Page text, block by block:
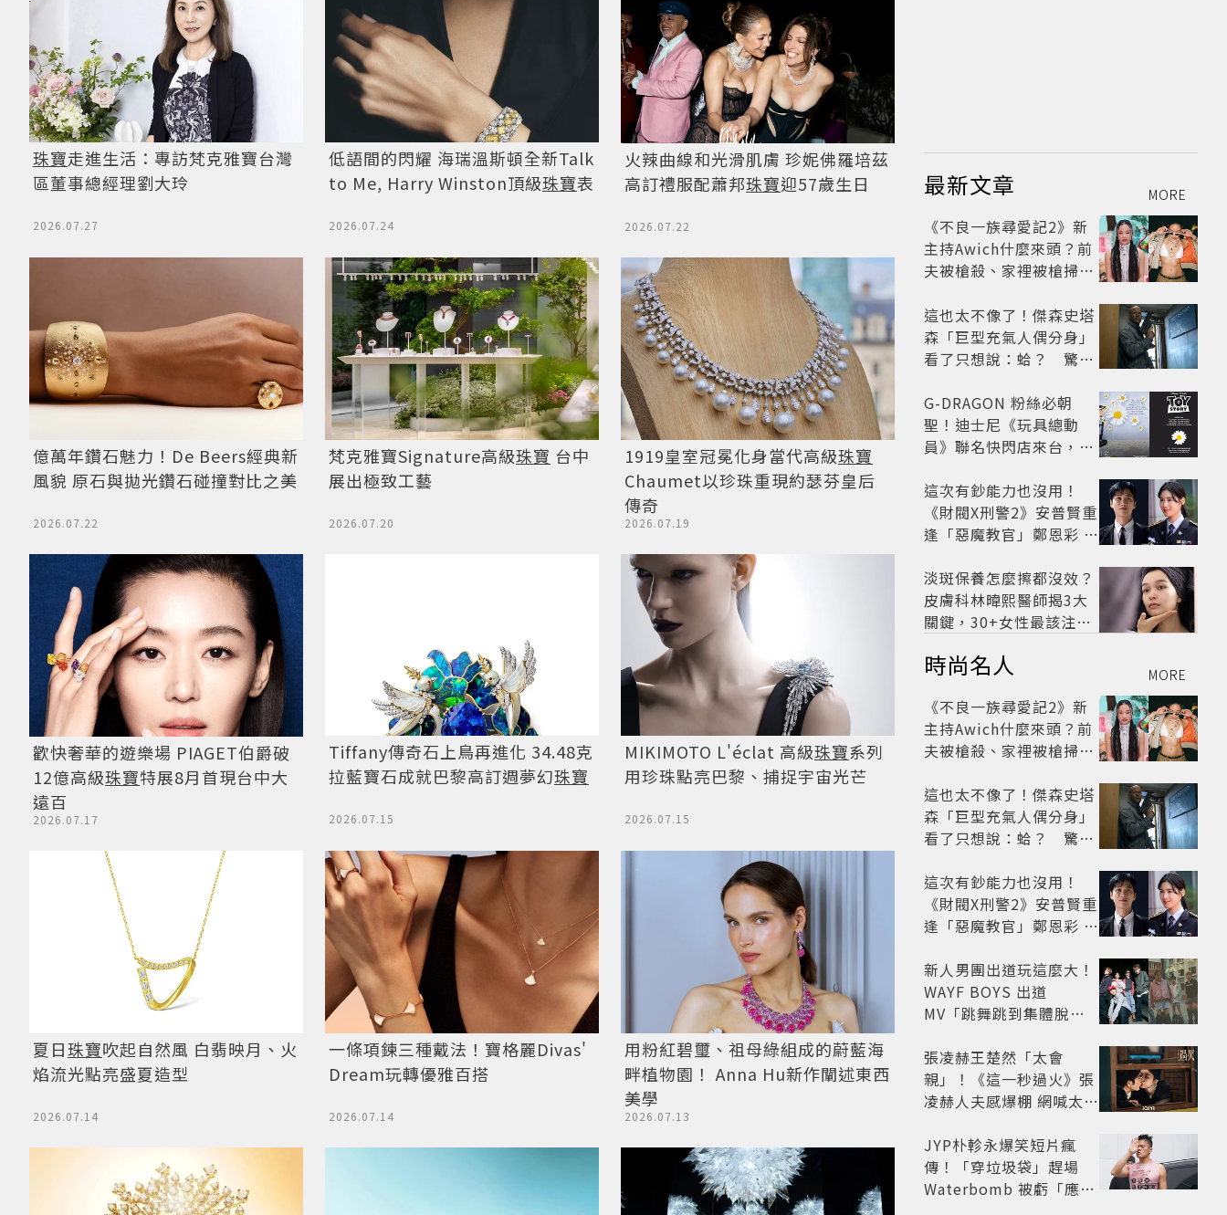
珠寶走進生活：專訪梵克雅寶台灣
區董事總經理劉大玲
2026.07.27
低語間的閃耀 海瑞溫斯頓全新Talk
to Me, Harry Winston頂級珠寶表
2026.07.24
火辣曲線和光滑肌膚 珍妮佛羅培茲
高訂禮服配蕭邦珠寶迎57歲生日
2026.07.22
億萬年鑽石魅力！De Beers經典新
風貌 原石與拋光鑽石碰撞對比之美
2026.07.22
梵克雅寶Signature高級珠寶 台中
展出極致工藝
2026.07.20
1919皇室冠冕化身當代高級珠寶
Chaumet以珍珠重現約瑟芬皇后
傳奇
2026.07.19
歡快奢華的遊樂場 PIAGET伯爵破
12億高級珠寶特展8月首現台中大
遠百
2026.07.17
Tiffany傳奇石上鳥再進化 34.48克
拉藍寶石成就巴黎高訂週夢幻珠寶
2026.07.15
MIKIMOTO L'éclat 高級珠寶系列
用珍珠點亮巴黎、捕捉宇宙光芒
2026.07.15
夏日珠寶吹起自然風 白翡映月、火
焰流光點亮盛夏造型
2026.07.14
一條項鍊三種戴法！寶格麗Divas'
Dream玩轉優雅百搭
2026.07.14
用粉紅碧璽、祖母綠組成的蔚藍海
畔植物園！ Anna Hu新作闡述東西
美學
2026.07.13
最新文章 MORE
《不良一族尋愛記2》新
主持Awich什麼來頭？前
夫被槍殺、家裡被槍掃射
馬！
這也太不像了！傑森史塔
森「巨型充氣人偶分身」
看了只想說：蛤？ 驚喜
G-DRAGON 粉絲必朝
聖！迪士尼《玩具總動
員》聯名快閃店來台，限
這次有鈔能力也沒用！
《財閥X刑警2》安普賢重
逢「惡魔教官」鄭恩彩 首
紅盤
淡斑保養怎麼擦都沒效？
皮膚科林暐熙醫師揭3大
關鍵，30+女性最該注意
時尚名人 MORE
《不良一族尋愛記2》新
主持Awich什麼來頭？前
夫被槍殺、家裡被槍掃射
馬！
這也太不像了！傑森史塔
森「巨型充氣人偶分身」
看了只想說：蛤？ 驚喜
這次有鈔能力也沒用！
《財閥X刑警2》安普賢重
逢「惡魔教官」鄭恩彩 首
紅盤
新人男團出道玩這麼大！
WAYF BOYS 出道
MV「跳舞跳到集體脫
影片爆紅
張凌赫王楚然「太會
親」！《這一秒過火》張
凌赫人夫感爆棚 網喊太有
JYP朴軫永爆笑短片瘋
傳！「穿垃圾袋」趕場
Waterbomb 被虧「應該